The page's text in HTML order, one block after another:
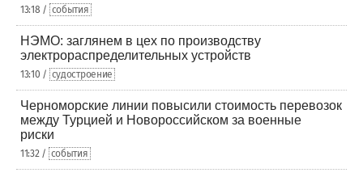
13:18 / события
НЭМО: заглянем в цех по производству
электрораспределительных устройств
13:10 / судостроение
Черноморские линии повысили стоимость перевозок
между Турцией и Новороссийском за военные
риски
11:32 / события